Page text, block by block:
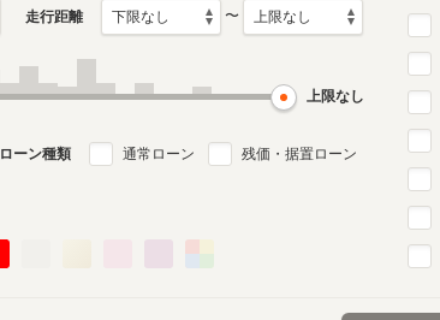
走行距離 〜
上限なし
ローン種類 通常ローン 残価・据置ローン